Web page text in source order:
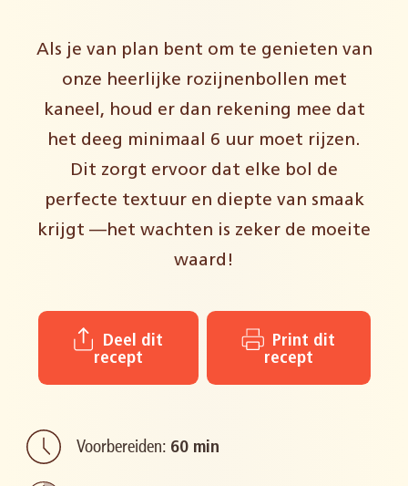
Als je van plan bent om te genieten van
onze heerlijke rozijnenbollen met
kaneel, houd er dan rekening mee dat
het deeg minimaal 6 uur moet rijzen.
Dit zorgt ervoor dat elke bol de
perfecte textuur en diepte van smaak
krijgt —het wachten is zeker de moeite
waard!
recept
recept
Voorbereiden: 60 min